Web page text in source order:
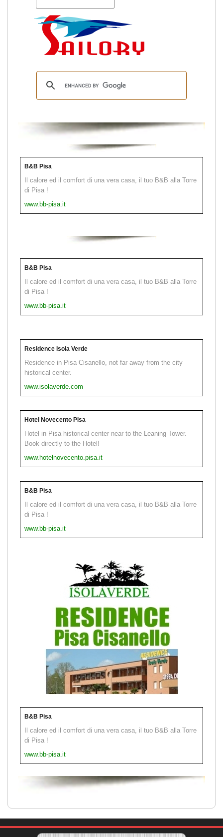
B&B Pisa
Il calore ed il comfort di una vera casa, il tuo B&B alla Torre
di Pisa !
www.bb-pisa.it
B&B Pisa
Il calore ed il comfort di una vera casa, il tuo B&B alla Torre
di Pisa !
www.bb-pisa.it
Residence Isola Verde
Residence in Pisa Cisanello, not far away from the city
historical center.
www.isolaverde.com
Hotel Novecento Pisa
Hotel in Pisa historical center near to the Leaning Tower.
Book directly to the Hotel!
www.hotelnovecento.pisa.it
B&B Pisa
Il calore ed il comfort di una vera casa, il tuo B&B alla Torre
di Pisa !
www.bb-pisa.it
B&B Pisa
Il calore ed il comfort di una vera casa, il tuo B&B alla Torre
di Pisa !
www.bb-pisa.it